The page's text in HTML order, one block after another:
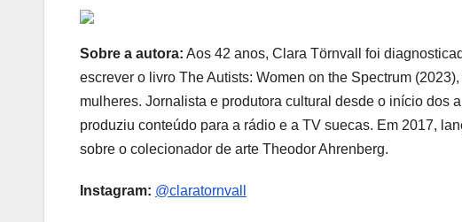
Sobre a autora: Aos 42 anos, Clara Törnvall foi
escrever o livro The Autists: Women on the Spectrum
mulheres. Jornalista e produtora cultural desde o início dos
produziu conteúdo para a rádio e a TV suecas. Em 2017,
sobre o colecionador de arte Theodor Ahrenberg.
Instagram: @claratornvall